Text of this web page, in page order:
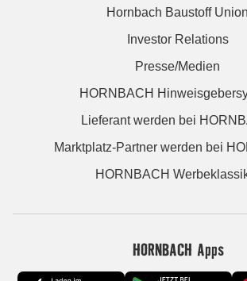
Hornbach Baustoff Union
Investor Relations
Presse/Medien
HORNBACH
Lieferant werden bei
Marktplatz-Partner werden bei
HORNBACH
HORNBACH Apps